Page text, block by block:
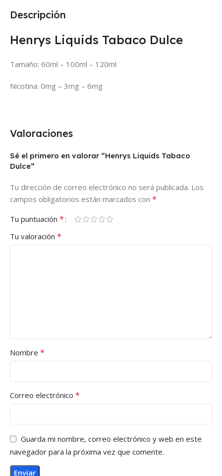
Descripción
Henrys Liquids Tabaco Dulce
Tamaño: 60ml – 100ml – 120ml
Nicotina: 0mg – 3mg – 6mg
Valoraciones
Sé el primero en valorar “Henrys Liquids Tabaco
Dulce”
Tu dirección de correo electrónico no será publicada. Los
campos obligatorios están marcados con *
Tu puntuación *
Tu valoración *
Nombre *
Correo electrónico *
Guarda mi nombre, correo electrónico y web en este
navegador para la próxima vez que comente.